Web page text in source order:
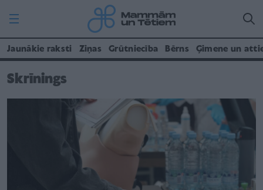
Jaunākie raksti Ziņas Grūtniecība Bērns Ģimene un
Skrīnings